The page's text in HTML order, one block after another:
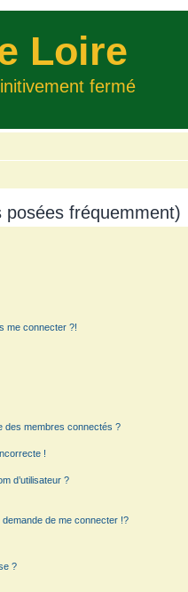
Loire
fermé
posées fréquemment)
me connecter ?!
des membres connectés ?
!
d’utilisateur ?
demande de me connecter !?
?